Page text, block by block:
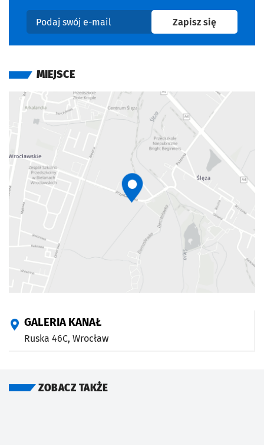
Podaj swój e-mail
Zapisz sięna
MIEJSCE
GALERIA KANAŁ
Ruska 46C, Wrocław
ZOBACZ TAKŻE